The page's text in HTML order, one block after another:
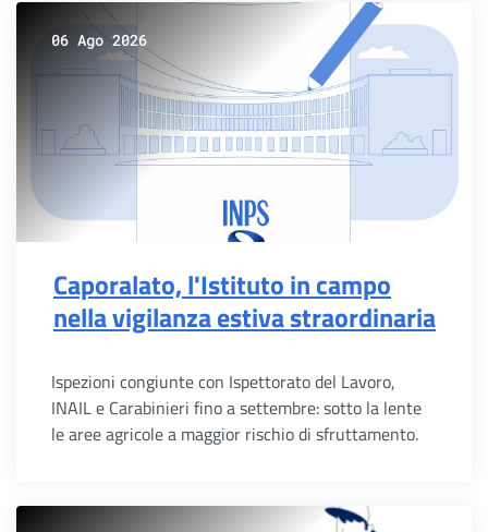
06 Ago 2026
Caporalato, l'Istituto in campo
nella vigilanza estiva straordinaria
Ispezioni congiunte con Ispettorato del Lavoro,
INAIL e Carabinieri fino a settembre: sotto la lente
le aree agricole a maggior rischio di sfruttamento.